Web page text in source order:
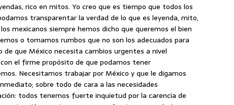
rico en mitos. Yo creo que es tiempo que todos los
transparentar la verdad de lo que es leyenda, mito,
mexicanos siempre hemos dicho que queremos el bien
o tomamos rumbos que no son los adecuados para
que México necesita cambios urgentes a nivel
el firme propósito de que podamos tener
Necesitamos trabajar por México y que le digamos
sobre todo de cara a las necesidades
todos tenemos fuerte inquietud por la carencia de